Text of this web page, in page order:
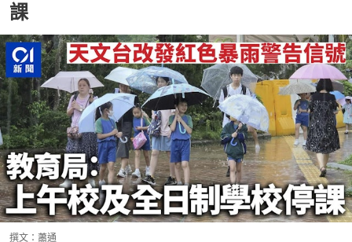
課
撰文： 蕭通